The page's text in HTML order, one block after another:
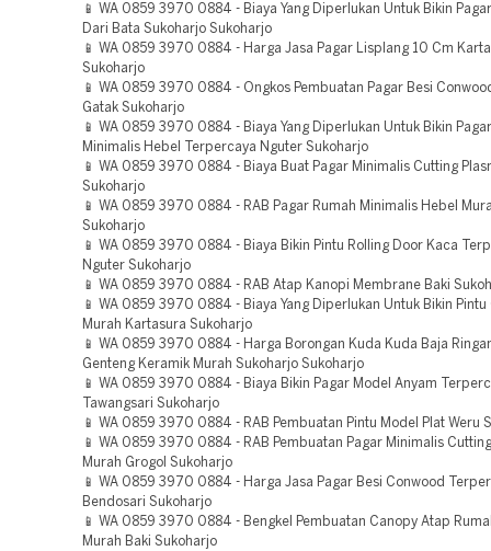
📱 WA 0859 3970 0884 - Biaya Yang Diperlukan Untuk Bikin
Dari Bata Sukoharjo Sukoharjo
📱 WA 0859 3970 0884 - Harga Jasa Pagar Lisplang 10 Cm
Sukoharjo
📱 WA 0859 3970 0884 - Ongkos Pembuatan Pagar Besi
Gatak Sukoharjo
📱 WA 0859 3970 0884 - Biaya Yang Diperlukan Untuk Bikin
Minimalis Hebel Terpercaya Nguter Sukoharjo
📱 WA 0859 3970 0884 - Biaya Buat Pagar Minimalis Cutting
Sukoharjo
📱 WA 0859 3970 0884 - RAB Pagar Rumah Minimalis Hebel
Sukoharjo
📱 WA 0859 3970 0884 - Biaya Bikin Pintu Rolling Door Kaca
Nguter Sukoharjo
📱 WA 0859 3970 0884 - RAB Atap Kanopi Membrane Baki
📱 WA 0859 3970 0884 - Biaya Yang Diperlukan Untuk Bikin Pintu
Murah Kartasura Sukoharjo
📱 WA 0859 3970 0884 - Harga Borongan Kuda Kuda Baja
Genteng Keramik Murah Sukoharjo Sukoharjo
📱 WA 0859 3970 0884 - Biaya Bikin Pagar Model Anyam
Tawangsari Sukoharjo
📱 WA 0859 3970 0884 - RAB Pembuatan Pintu Model Plat Weru
📱 WA 0859 3970 0884 - RAB Pembuatan Pagar Minimalis
Murah Grogol Sukoharjo
📱 WA 0859 3970 0884 - Harga Jasa Pagar Besi Conwood
Bendosari Sukoharjo
📱 WA 0859 3970 0884 - Bengkel Pembuatan Canopy Atap
Murah Baki Sukoharjo